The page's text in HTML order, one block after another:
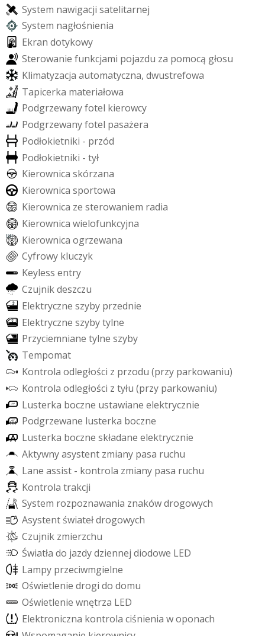
System nawigacji satelitarnej
System nagłośnienia
Ekran dotykowy
Sterowanie funkcjami pojazdu za pomocą głosu
Klimatyzacja automatyczna, dwustrefowa
Tapicerka materiałowa
Podgrzewanyfotel kierowcy
Podgrzewanyfotel pasażera
Podłokietniki - przód
Podłokietniki - tył
Kierownica skórzana
Kierownica sportowa
Kierownica ze sterowaniem radia
Kierownica wielofunkcyjna
Kierownica ogrzewana
Cyfrowy kluczyk
Keyless entry
Czujnikdeszczu
Elektryczne szyby przednie
Elektryczne szybytylne
Przyciemniane tylne szyby
Tempomat
Kontrola odległości z przodu (przy parkowaniu)
Kontrola odległości z tyłu (przy parkowaniu)
Lusterka boczne ustawiane elektrycznie
Podgrzewane lusterka boczne
Lusterka boczne składane elektrycznie
Aktywnyasystent zmiany pasa ruchu
Lane assist - kontrola zmiany pasa ruchu
Kontrola trakcji
System rozpoznawania znakówdrogowych
Asystent światełdrogowych
Czujnik zmierzchu
Światła do jazdydziennej diodowe LED
Lampy przeciwmgielne
Oświetlenie drogi do domu
Oświetlenie wnętrza LED
Elektroniczna kontrola ciśnienia woponach